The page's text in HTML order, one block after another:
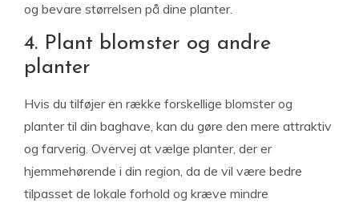
og bevare størrelsen på dine planter.
4. Plant blomster og andre
planter
Hvis du tilføjer en række forskellige blomster og
planter til din baghave, kan du gøre den mere attraktiv
og farverig. Overvej at vælge planter, der er
hjemmehørende i din region, da de vil være bedre
tilpasset de lokale forhold og kræve mindre